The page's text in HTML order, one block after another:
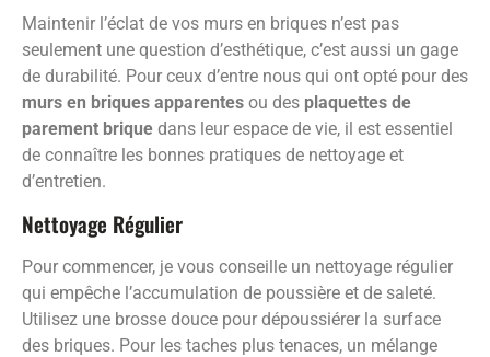
Maintenir l’éclat de vos murs en briques n’est pas
seulement une question d’esthétique, c’est aussi un gage
de durabilité. Pour ceux d’entre nous qui ont opté pour des
murs en briques apparentes ou des plaquettes de
parement brique dans leur espace de vie, il est essentiel
de connaître les bonnes pratiques de nettoyage et
d’entretien.
Nettoyage Régulier
Pour commencer, je vous conseille un nettoyage régulier
qui empêche l’accumulation de poussière et de saleté.
Utilisez une brosse douce pour dépoussiérer la surface
des briques. Pour les taches plus tenaces, un mélange